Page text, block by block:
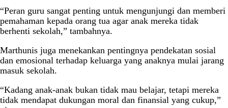
“Peran guru sangat penting untuk mengunjungi dan memberi
pemahaman kepada orang tua agar anak mereka tidak
berhenti sekolah,” tambahnya.
Marthunis juga menekankan pentingnya pendekatan sosial
dan emosional terhadap keluarga yang anaknya mulai jarang
masuk sekolah.
“Kadang anak-anak bukan tidak mau belajar, tetapi mereka
tidak mendapat dukungan moral dan finansial yang cukup,”